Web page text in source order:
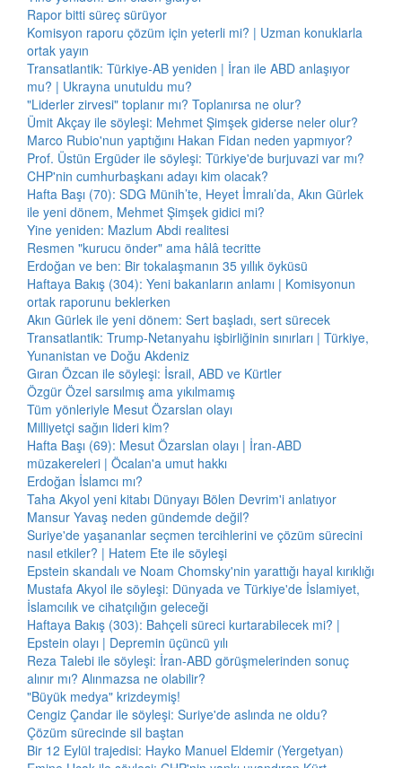
Rapor bitti süreç sürüyor
Komisyon raporu çözüm için yeterli mi? | Uzman konuklarla
ortak yayın
Transatlantik: Türkiye-AB yeniden | İran ile ABD anlaşıyor
mu? | Ukrayna unutuldu mu?
"Liderler zirvesi" toplanır mı? Toplanırsa ne olur?
Ümit Akçay ile söyleşi: Mehmet Şimşek giderse neler olur?
Marco Rubio'nun yaptığını Hakan Fidan neden yapmıyor?
Prof. Üstün Ergüder ile söyleşi: Türkiye'de burjuvazi var mı?
CHP'nin cumhurbaşkanı adayı kim olacak?
Hafta Başı (70): SDG Münih’te, Heyet İmralı’da, Akın Gürlek
ile yeni dönem, Mehmet Şimşek gidici mi?
Yine yeniden: Mazlum Abdi realitesi
Resmen "kurucu önder" ama hâlâ tecritte
Erdoğan ve ben: Bir tokalaşmanın 35 yıllık öyküsü
Haftaya Bakış (304): Yeni bakanların anlamı | Komisyonun
ortak raporunu beklerken
Akın Gürlek ile yeni dönem: Sert başladı, sert sürecek
Transatlantik: Trump-Netanyahu işbirliğinin sınırları | Türkiye,
Yunanistan ve Doğu Akdeniz
Gıran Özcan ile söyleşi: İsrail, ABD ve Kürtler
Özgür Özel sarsılmış ama yıkılmamış
Tüm yönleriyle Mesut Özarslan olayı
Milliyetçi sağın lideri kim?
Hafta Başı (69): Mesut Özarslan olayı | İran-ABD
müzakereleri | Öcalan'a umut hakkı
Erdoğan İslamcı mı?
Taha Akyol yeni kitabı Dünyayı Bölen Devrim'i anlatıyor
Mansur Yavaş neden gündemde değil?
Suriye'de yaşananlar seçmen tercihlerini ve çözüm sürecini
nasıl etkiler? | Hatem Ete ile söyleşi
Epstein skandalı ve Noam Chomsky'nin yarattığı hayal kırıklığı
Mustafa Akyol ile söyleşi: Dünyada ve Türkiye'de İslamiyet,
İslamcılık ve cihatçılığın geleceği
Haftaya Bakış (303): Bahçeli süreci kurtarabilecek mi? |
Epstein olayı | Depremin üçüncü yılı
Reza Talebi ile söyleşi: İran-ABD görüşmelerinden sonuç
alınır mı? Alınmazsa ne olabilir?
"Büyük medya" krizdeymiş!
Cengiz Çandar ile söyleşi: Suriye'de aslında ne oldu?
Çözüm sürecinde sil baştan
Bir 12 Eylül trajedisi: Hayko Manuel Eldemir (Yergetyan)